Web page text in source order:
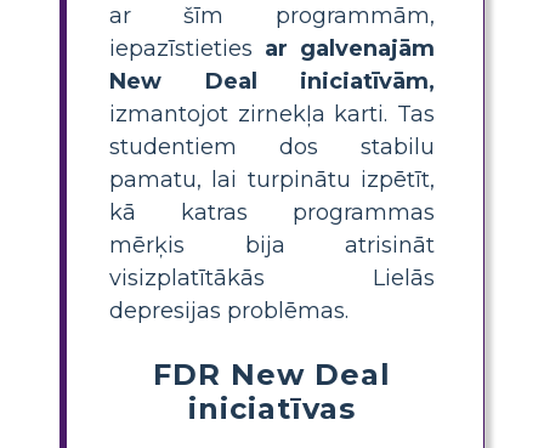
ar šīm programmām,
iepazīstieties ar galvenajām
New Deal iniciatīvām,
izmantojot zirnekļa karti. Tas
studentiem dos stabilu
pamatu, lai turpinātu izpētīt,
kā katras programmas
mērķis bija atrisināt
visizplatītākās Lielās
depresijas problēmas.
FDR New Deal
iniciatīvas